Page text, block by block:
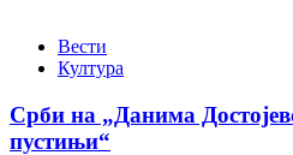
Вести
Култура
Срби на „Данима
пустињи“